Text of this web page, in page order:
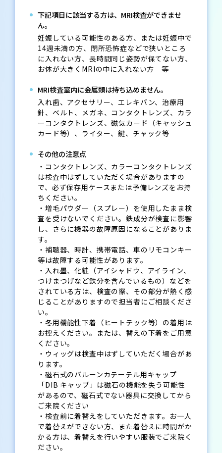
下記項目に該当する方は、MRI検査ができませ
ん。
妊娠している可能性のある方、または妊娠中で
14週未満の方、閉所恐怖症などで狭いところ
に入れない方、長時間同じ姿勢が保てない方、
お体が大きくMRIの中に入れない方 等
MRI検査室内に金属類は持ち込めません。
入れ歯、アクセサリー、エレキバン、治療用
針、ベルト、メガネ、コンタクトレンズ、カラ
ーコンタクトレンズ、磁気カード（キャッシュ
カード等）、ライター、鍵、チャック等
その他の注意点
・コンタクトレンズ、カラーコンタクトレンズ
は検査中はずしていただく場合がありますの
で、必ず保存用ケースまたは予備レンズをお持
ちください。
・増毛パウダー（スプレー）を使用したまま検
査を受けないでください。鉄成分が検査に影響
し、さらに機器の故障原因になることがありま
す。
・補聴器、時計、携帯電話、車のリモコンキー
等は故障する可能性があります。
・入れ墨、化粧（アイシャドウ、アイライン、
つけまつげなど鉄分を含んでいるもの）などを
されている方は、検査の際、その部分が熱く感
じることがありますので担当者にご相談くださ
い。
・冬用機能性下着（ヒートテック等）の着用は
お控えください。または、替えの下着をご用意
ください。
・ウィッグは検査中はずしていただく場合があ
ります。
・磁石式のバルーンカテーテル用キャップ
「DIB キャップ」は磁石の機能を失う可能性
があるので、磁石式でない器具に交換してから
ご来院ください
・検査前に着替えをしていただきます。お一人
で着替えができない方、また着替えに時間がか
かる方は、着替えを行いやすい服装でご来院く
ださい。